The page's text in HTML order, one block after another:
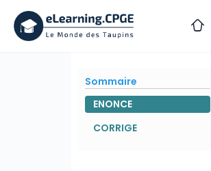
Sommaire
ENONCE
CORRIGE